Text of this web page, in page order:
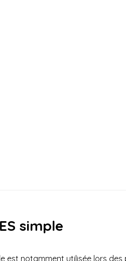
simple
est notamment utilisée lors